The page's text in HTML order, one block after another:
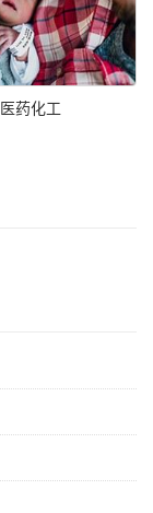
医药化工